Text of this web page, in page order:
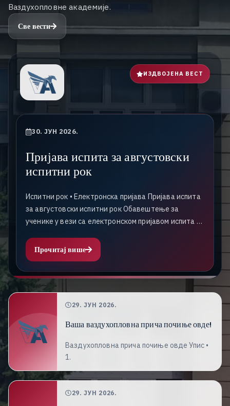
Ваздухопловне академије.
Све вести
ИЗДВОЈЕНА ВЕСТ
30. ЈУН 2026.
Пријава испита за августовски
испитни рок
Испитни рок • Електронска пријава Пријава испита
за августовски испитни рок Обавештење за
ученике у вези са електронском пријавом испита за
Прочитај више
29. ЈУН 2026.
Ваша ваздухопловна прича почиње овде!
Ваздухопловна прича почиње овде Упис •
1.
29. ЈУН 2026.